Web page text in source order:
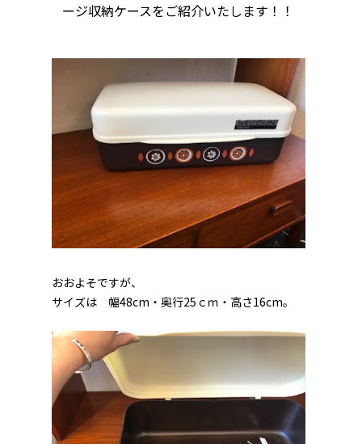
ージ収納ケースをご紹介いたします！！
おおよそですが、
サイズは 幅48cm・奥行25ｃｍ・高さ16cm。